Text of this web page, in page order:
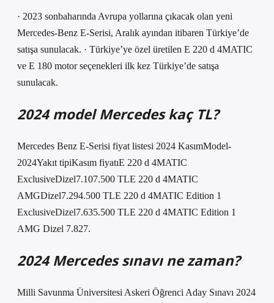
· 2023 sonbaharında Avrupa yollarına çıkacak olan yeni
Mercedes-Benz E-Serisi, Aralık ayından itibaren Türkiye’de
satışa sunulacak. · Türkiye’ye özel üretilen E 220 d 4MATIC
ve E 180 motor seçenekleri ilk kez Türkiye’de satışa
sunulacak.
2024 model Mercedes kaç TL?
Mercedes Benz E-Serisi fiyat listesi 2024 KasımModel-
2024Yakıt tipiKasım fiyatıE 220 d 4MATIC
ExclusiveDizel7.107.500 TLE 220 d 4MATIC
AMGDizel7.294.500 TLE 220 d 4MATIC Edition 1
ExclusiveDizel7.635.500 TLE 220 d 4MATIC Edition 1
AMG Dizel 7.827.
2024 Mercedes sınavı ne zaman?
Milli Savunma Üniversitesi Askeri Öğrenci Aday Sınavı 2024